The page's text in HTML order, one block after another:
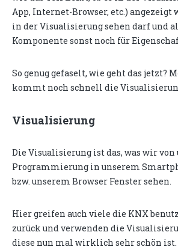
App, Internet-Browser, etc.) angezeigt
in der Visualisierung sehen darf und
Komponente sonst noch für
So genug gefaselt, wie geht das jetzt?
kommt noch schnell die
Visualisierung
Die Visualisierung ist das, was wir von
Programmierung in unserem
bzw. unserem Browser Fenster sehen.
Hier greifen auch viele die KNX
zurück und verwenden die
diese nun mal wirklich sehr schön ist.